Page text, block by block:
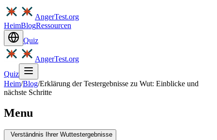
AngerTest.org
HeimBlogRessourcen
Quiz
AngerTest.org
Quiz
Heim/Blog/Erklärung der Testergebnisse zu Wut: Einblicke und
nächste Schritte
Menu
Verständnis Ihrer Wuttestergebnisse